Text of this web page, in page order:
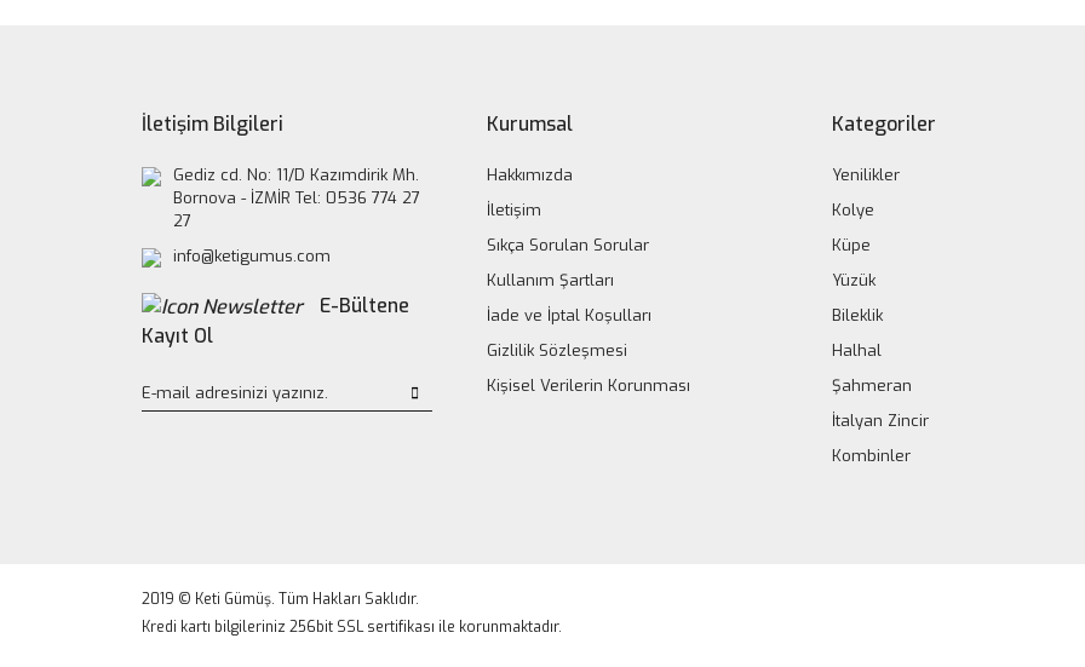
İletişim Bilgileri
Gediz cd. No: 11/D Kazımdirik Mh.
Bornova - İZMİR Tel: 0536 774 27
27
info@ketigumus.com
E-Bültene
Kayıt Ol
Kurumsal
Hakkımızda
İletişim
Sıkça Sorulan Sorular
Kullanım Şartları
İade ve İptal Koşulları
Gizlilik Sözleşmesi
Kişisel Verilerin Korunması
Kategoriler
Yenilikler
Kolye
Küpe
Yüzük
Bileklik
Halhal
Şahmeran
İtalyan Zincir
Kombinler
2019 © Keti Gümüş. Tüm Hakları Saklıdır.
Kredi kartı bilgileriniz 256bit SSL sertifikası ile korunmaktadır.